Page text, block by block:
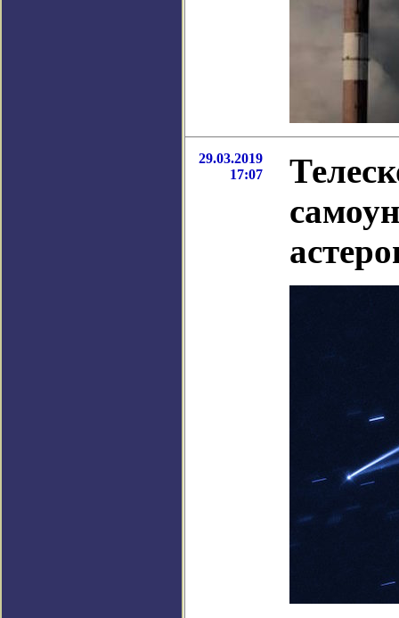
29.03.2019
17:07